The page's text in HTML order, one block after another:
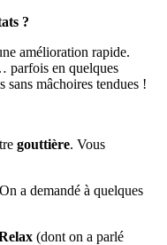
?
amélioration rapide.
parfois en quelques
sans mâchoires tendues !
gouttière. Vous
a demandé à quelques
(dont on a parlé